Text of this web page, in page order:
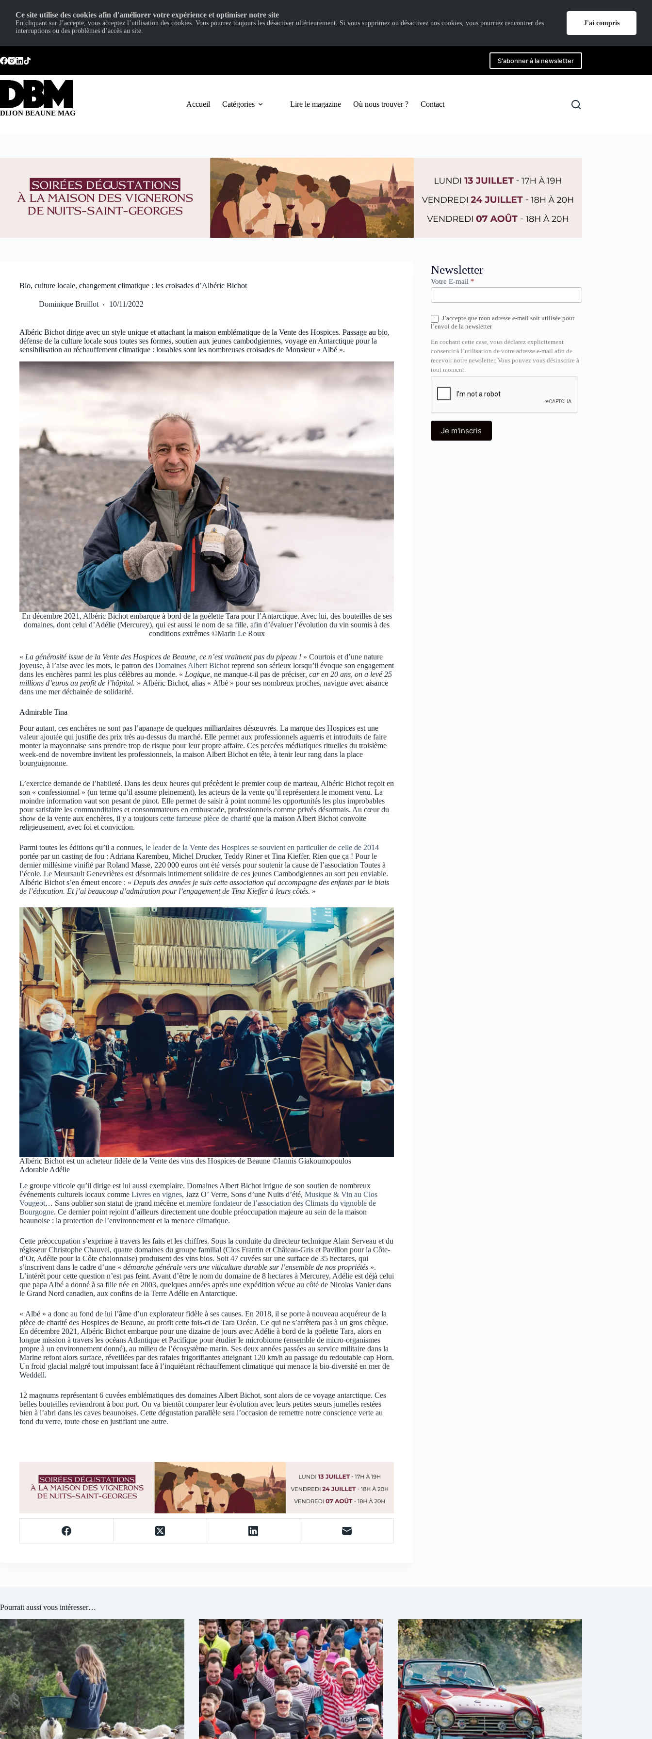
au
contenu
S'abonner à la newsletter
DIJON BEAUNE MAG
Accueil Catégories Lire le magazine Où nous trouver ? Contact
Bio, culture locale, changement climatique : les croisades d’Albéric Bichot
Dominique Bruillot 10/11/2022
Albéric Bichot dirige avec un style unique et attachant la maison emblématique de la Vente des Hospices. Passage au bio,
défense de la culture locale sous toutes ses formes, soutien aux jeunes cambodgiennes, voyage en Antarctique pour la
sensibilisation au réchauffement climatique : louables sont les nombreuses croisades de Monsieur « Albé ».
En décembre 2021, Albéric Bichot embarque à bord de la goélette Tara pour l’Antarctique. Avec lui, des bouteilles de ses
domaines, dont celui d’Adélie (Mercurey), qui est aussi le nom de sa fille, afin d’évaluer l’évolution du vin soumis à des
conditions extrêmes ©Marin Le Roux
« La générosité issue de la Vente des Hospices de Beaune, ce n’est vraiment pas du pipeau ! » Courtois et d’une nature
joyeuse, à l’aise avec les mots, le patron des Domaines Albert Bichot reprend son sérieux lorsqu’il évoque son engagement
dans les enchères parmi les plus célèbres au monde. « Logique, ne manque-t-il pas de préciser, car en 20 ans, on a levé 25
millions d’euros au profit de l’hôpital. » Albéric Bichot, alias « Albé » pour ses nombreux proches, navigue avec aisance
dans une mer déchainée de solidarité.
Admirable Tina
Pour autant, ces enchères ne sont pas l’apanage de quelques milliardaires désœuvrés. La marque des Hospices est une
valeur ajoutée qui justifie des prix très au-dessus du marché. Elle permet aux professionnels aguerris et introduits de faire
monter la mayonnaise sans prendre trop de risque pour leur propre affaire. Ces percées médiatiques rituelles du troisième
week-end de novembre invitent les professionnels, la maison Albert Bichot en tête, à tenir leur rang dans la place
bourguignonne.
L’exercice demande de l’habileté. Dans les deux heures qui précèdent le premier coup de marteau, Albéric Bichot reçoit en
son « confessionnal » (un terme qu’il assume pleinement), les acteurs de la vente qu’il représentera le moment venu. La
moindre information vaut son pesant de pinot. Elle permet de saisir à point nommé les opportunités les plus improbables
pour satisfaire les commanditaires et consommateurs en embuscade, professionnels comme privés désormais. Au cœur du
show de la vente aux enchères, il y a toujours cette fameuse pièce de charité que la maison Albert Bichot convoite
religieusement, avec foi et conviction.
Parmi toutes les éditions qu’il a connues, le leader de la Vente des Hospices se souvient en particulier de celle de 2014
portée par un casting de fou : Adriana Karembeu, Michel Drucker, Teddy Riner et Tina Kieffer. Rien que ça ! Pour le
dernier millésime vinifié par Roland Masse, 220 000 euros ont été versés pour soutenir la cause de l’association Toutes à
l’école. Le Meursault Genevrières est désormais intimement solidaire de ces jeunes Cambodgiennes au sort peu enviable.
Albéric Bichot s’en émeut encore : « Depuis des années je suis cette association qui accompagne des enfants par le biais
de l’éducation. Et j’ai beaucoup d’admiration pour l’engagement de Tina Kieffer à leurs côtés. »
Albéric Bichot est un acheteur fidèle de la Vente des vins des Hospices de Beaune ©Iannis Giakoumopoulos
Adorable Adélie
Le groupe viticole qu’il dirige est lui aussi exemplaire. Domaines Albert Bichot irrigue de son soutien de nombreux
événements culturels locaux comme Livres en vignes, Jazz O’ Verre, Sons d’une Nuits d’été, Musique & Vin au Clos
Vougeot… Sans oublier son statut de grand mécène et membre fondateur de l’association des Climats du vignoble de
Bourgogne. Ce dernier point rejoint d’ailleurs directement une double préoccupation majeure au sein de la maison
beaunoise : la protection de l’environnement et la menace climatique.
Cette préoccupation s’exprime à travers les faits et les chiffres. Sous la conduite du directeur technique Alain Serveau et du
régisseur Christophe Chauvel, quatre domaines du groupe familial (Clos Frantin et Château-Gris et Pavillon pour la Côte-
d’Or, Adélie pour la Côte chalonnaise) produisent des vins bios. Soit 47 cuvées sur une surface de 35 hectares, qui
s’inscrivent dans le cadre d’une « démarche générale vers une viticulture durable sur l’ensemble de nos propriétés ».
L’intérêt pour cette question n’est pas feint. Avant d’être le nom du domaine de 8 hectares à Mercurey, Adélie est déjà celui
que papa Albé a donné à sa fille née en 2003, quelques années après une expédition vécue au côté de Nicolas Vanier dans
le Grand Nord canadien, aux confins de la Terre Adélie en Antarctique.
« Albé » a donc au fond de lui l’âme d’un explorateur fidèle à ses causes. En 2018, il se porte à nouveau acquéreur de la
pièce de charité des Hospices de Beaune, au profit cette fois-ci de Tara Océan. Ce qui ne s’arrêtera pas à un gros chèque.
En décembre 2021, Albéric Bichot embarque pour une dizaine de jours avec Adélie à bord de la goélette Tara, alors en
longue mission à travers les océans Atlantique et Pacifique pour étudier le microbiome (ensemble de micro-organismes
propre à un environnement donné), au milieu de l’écosystème marin. Ses deux années passées au service militaire dans la
Marine refont alors surface, réveillées par des rafales frigorifiantes atteignant 120 km/h au passage du redoutable cap Horn.
Un froid glacial malgré tout impuissant face à l’inquiétant réchauffement climatique qui menace la bio-diversité en mer de
Weddell.
12 magnums représentant 6 cuvées emblématiques des domaines Albert Bichot, sont alors de ce voyage antarctique. Ces
belles bouteilles reviendront à bon port. On va bientôt comparer leur évolution avec leurs petites sœurs jumelles restées
bien à l’abri dans les caves beaunoises. Cette dégustation parallèle sera l’occasion de remettre notre conscience verte au
fond du verre, toute chose en justifiant une autre.
Newsletter
Newsletter
Votre E-mail *
J’accepte que mon adresse e-mail soit utilisée pour
l’envoi de la newsletter
En cochant cette case, vous déclarez explicitement
consentir à l’utilisation de votre adresse e-mail afin de
recevoir notre newsletter. Vous pouvez vous désinscrire à
tout moment.
Je m'inscris
Pourrait aussi vous intéresser…
Ce site utilise des cookies afin d'améliorer votre expérience et optimiser notre site
En cliquant sur J’accepte, vous acceptez l’utilisation des cookies. Vous pourrez toujours les désactiver ultérieurement. Si vous supprimez ou désactivez nos cookies, vous pourriez rencontrer des
interruptions ou des problèmes d’accès au site.
J'ai compris